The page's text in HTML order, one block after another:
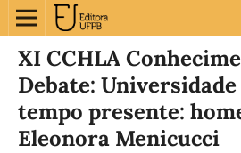
XI CCHLA
Debate:
tempo presente:
Eleonora Menicucci